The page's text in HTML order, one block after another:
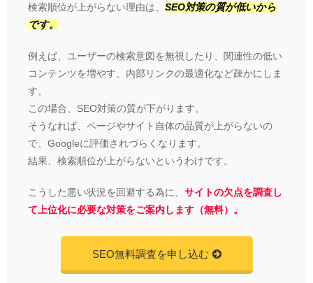
検索順位が上がらない理由は、 SEO対策の質が低いから
です。
例えば、ユーザーの検索意図を無視したり、関連性の低い
コンテンツを増やす、内部リンクの最適化など疎かにしま
す。
この場合、SEO対策の質が下がります。
そうなれば、ページやサイト自体の品質が上がらないの
で、Googleに評価されづらくなります。
結果、検索順位が上がらないというわけです。
こうした悪い状況を回避する為に、 サイトの欠点を調査し
て上位化に必要な対策をご案内します（無料）。
SEO無料調査を申し込む